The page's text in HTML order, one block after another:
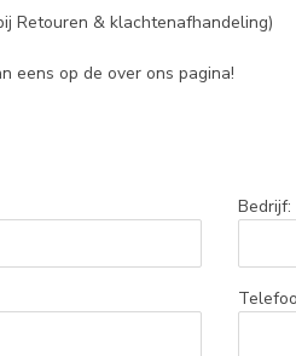
Retouren & klachtenafhandeling)
eens op de over ons pagina!
Bedrijf: